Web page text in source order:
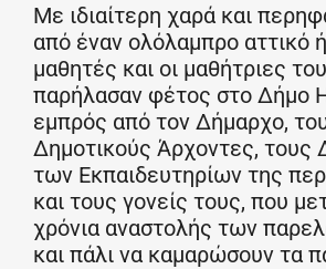
Με ιδιαίτερη χαρά και
από έναν ολόλαμπρο αττικό
μαθητές και οι μαθήτριες
παρήλασαν φέτος στο Δήμο
εμπρός από τον Δήμαρχο,
Δημοτικούς Άρχοντες, τους
των Εκπαιδευτηρίων της
και τους γονείς τους, που
χρόνια αναστολής των
και πάλι να καμαρώσουν τα